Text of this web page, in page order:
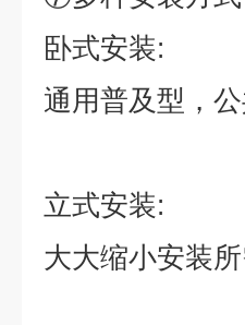
卧式安装:
通用普及型，
立式安装:
大大缩小安装